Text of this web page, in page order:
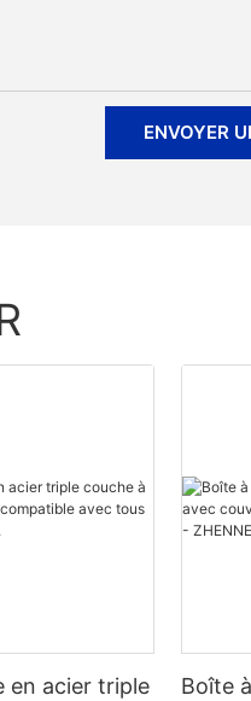
ENVOYER
en acier triple
Boîte